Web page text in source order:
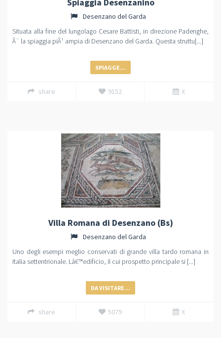
Desenzano del Garda
Situata alla fine del lungolago Cesare Battisti, in direzione Padenghe,
Ã¨ la spiaggia piÃ¹ ampia di Desenzano del Garda. Questa struttu[...]
SPIAGGE...
share 9152 X
Villa Romana di Desenzano (Bs)
Desenzano del Garda
Uno degli esempi meglio conservati di grande villa tardo romana in
Italia settentrionale. Lâ€™edificio, il cui prospetto principale si [...]
DA VISITARE...
share 5079 X